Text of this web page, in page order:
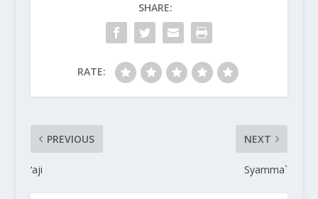
SHARE:
RATE:
PREVIOUS
‘aji
NEXT
Syamma`